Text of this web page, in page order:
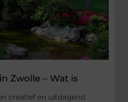
Zwolle – Wat is
creatief en uitdagend